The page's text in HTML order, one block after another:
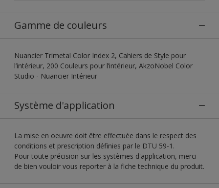
Gamme de couleurs
Nuancier Trimetal Color Index 2, Cahiers de Style pour
l’intérieur, 200 Couleurs pour l’intérieur, AkzoNobel Color
Studio - Nuancier Intérieur
Système d'application
La mise en oeuvre doit être effectuée dans le respect des
conditions et prescription définies par le DTU 59-1.
Pour toute précision sur les systèmes d'application, merci
de bien vouloir vous reporter à la fiche technique du produit.